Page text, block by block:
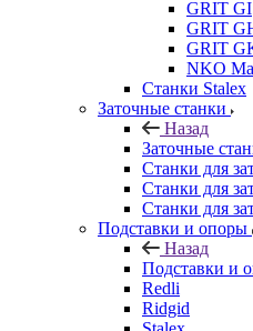
GRIT GI
GRIT
GRIT
NKO
Станки Stalex
Заточные станки
Назад
Заточные
Станки для
Станки для
Станки для
Подставки и опоры
Назад
Подставки и
Redli
Ridgid